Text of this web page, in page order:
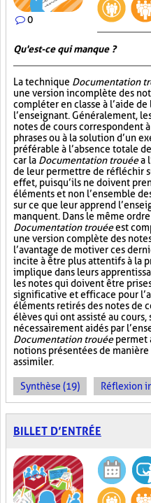
0
Qu'est-ce qui manque ?
La technique Documentation
une version incomplète des
compléter en classe à l’aide de
l’enseignant. Généralement,
notes de cours correspondent
phrases ou à la solution d’un
préférable à l’absence totale
car la Documentation trouéea
de leur permettre de réfléchir
effet, puisqu’ils ne doivent
éléments et non l’ensemble
sur ce que leur apprend
manquent. Dans le même
Documentation trouéeest
une version complète des
l’avantage de motiver ces
incite à être plus attentifs à la
implique dans leurs
les notes qui doivent être
significative et efficace pour
éléments retirés des notes de
élèves qui ont assisté au
nécessairement aidés par
Documentation trouéepermet
notions présentées de
assimiler.
Synthèse (19) Réflexion
BILLET D’ENTRÉE